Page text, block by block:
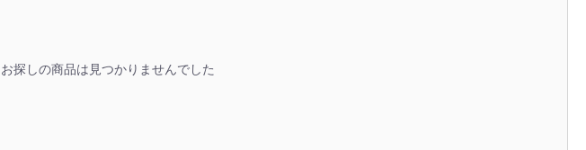
お探しの商品は見つかりませんでした